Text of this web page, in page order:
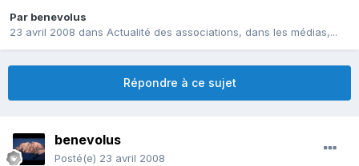
Par benevolus
23 avril 2008 dans Actualité des associations, dans les médias,...
Répondre à ce sujet
benevolus
Posté(e) 23 avril 2008